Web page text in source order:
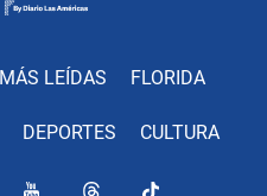
MÁS LEÍDAS FLORIDA
DEPORTES CULTURA